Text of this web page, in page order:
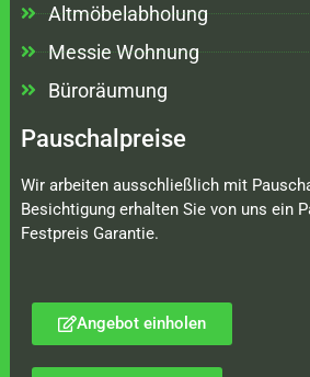
Altmöbelabholung
Messie Wohnung
Büroräumung
Pauschalpreise
Wir arbeiten ausschließlich mit
Besichtigung erhalten Sie von uns ein
Festpreis Garantie.
Angebot einholen